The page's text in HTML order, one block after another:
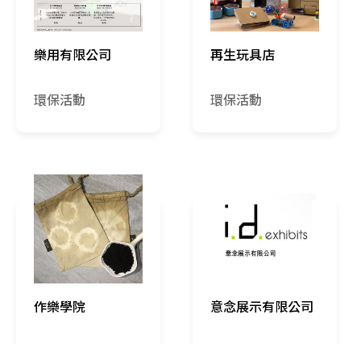
樂用有限公司
環保活動
再生玩具店
環保活動
作樂學院 意念展示有限公司